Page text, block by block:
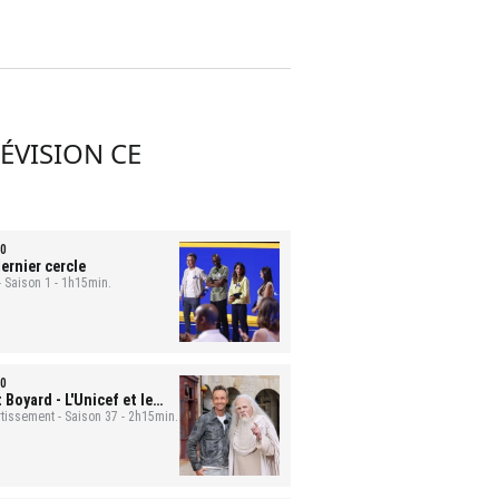
CE
cercle
Saison 1 - 1h15min.
Boyard - L'Unicef et le
- Saison 37 - 2h15min.